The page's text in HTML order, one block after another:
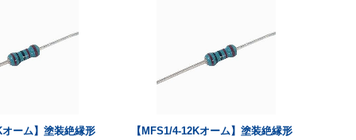
オーム】塗装絶縁形
【MFS1/4-12Kオーム】塗装絶縁形